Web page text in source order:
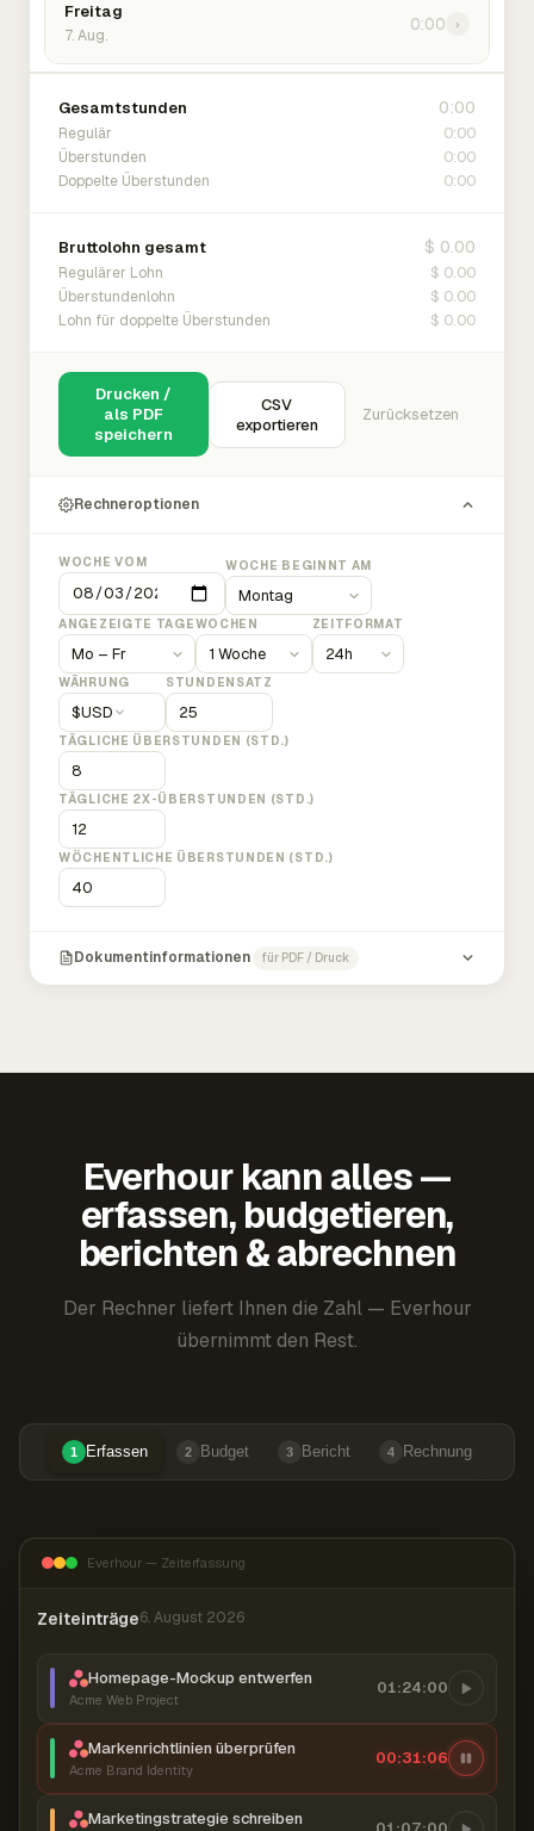
Freitag
7. Aug.
0:00 ›
Gesamtstunden 0:00
Regulär 0:00
Überstunden 0:00
Doppelte Überstunden 0:00
Bruttolohn gesamt $ 0.00
Regulärer Lohn $ 0.00
Überstundenlohn $ 0.00
Lohn für doppelte Überstunden $ 0.00
Drucken /
als PDF
speichern
CSV
exportieren
Zurücksetzen
Rechneroptionen
WOCHE VOM WOCHE BEGINNT AM
ANGEZEIGTE TAGEWOCHEN ZEITFORMAT
WÄHRUNG
$USD
STUNDENSATZ
TÄGLICHE ÜBERSTUNDEN (STD.)
TÄGLICHE 2X-ÜBERSTUNDEN (STD.)
WÖCHENTLICHE ÜBERSTUNDEN (STD.)
Dokumentinformationen für PDF / Druck
Everhour kann alles —
erfassen, budgetieren,
berichten & abrechnen
Der Rechner liefert Ihnen die Zahl — Everhour
übernimmt den Rest.
1 Erfassen 2 Budget 3 Bericht 4 Rechnung
Everhour — Zeiterfassung
Zeiteinträge6. August 2026
Homepage-Mockup entwerfen
Acme Web Project
01:24:00
Markenrichtlinien überprüfen
Acme Brand Identity
00:31:07
Marketingstrategie schreiben